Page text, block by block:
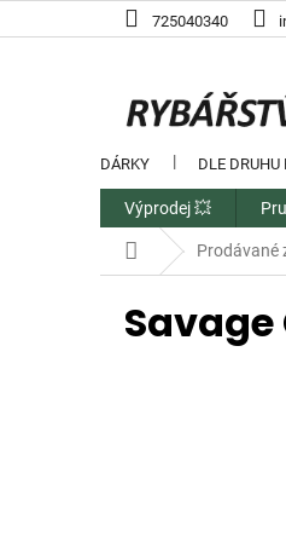
na
725040340
DÁRKY DLE DRUHU
Výprodej 💥
Domů Prodávané
Savage